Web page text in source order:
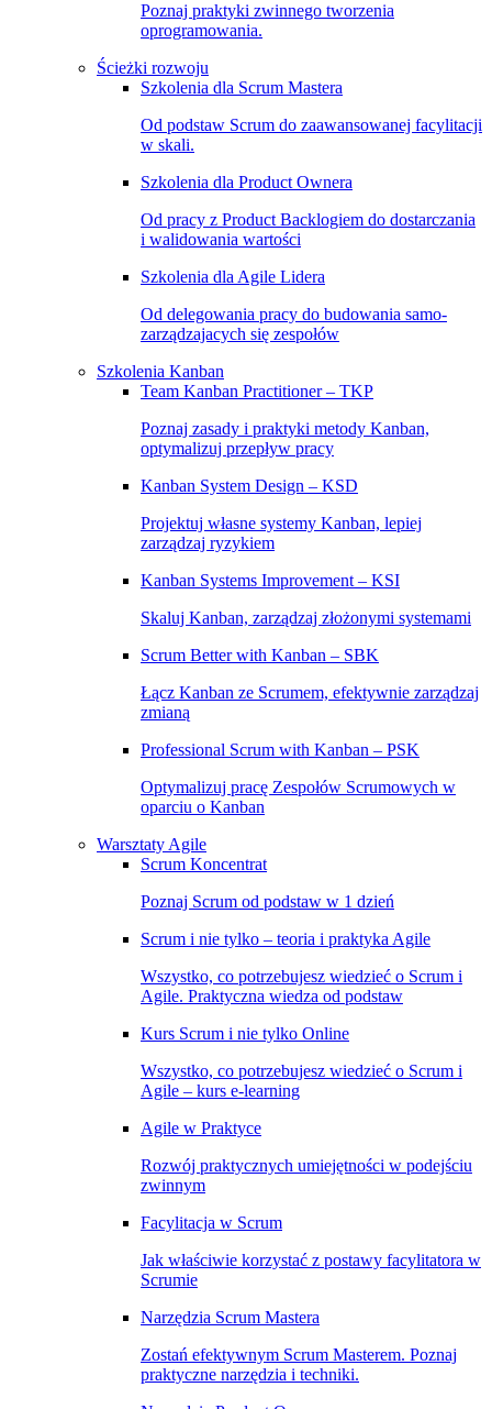
Poznaj praktyki zwinnego tworzenia
oprogramowania.
Ścieżki rozwoju
Szkolenia dla Scrum Mastera
Od podstaw Scrum do zaawansowanej facylitacji
w skali.
Szkolenia dla Product Ownera
Od pracy z Product Backlogiem do dostarczania
i walidowania wartości
Szkolenia dla Agile Lidera
Od delegowania pracy do budowania samo-
zarządzajacych się zespołów
Szkolenia Kanban
Team Kanban Practitioner – TKP
Poznaj zasady i praktyki metody Kanban,
optymalizuj przepływ pracy
Kanban System Design – KSD
Projektuj własne systemy Kanban, lepiej
zarządzaj ryzykiem
Kanban Systems Improvement – KSI
Skaluj Kanban, zarządzaj złożonymi systemami
Scrum Better with Kanban – SBK
Łącz Kanban ze Scrumem, efektywnie zarządzaj
zmianą
Professional Scrum with Kanban – PSK
Optymalizuj pracę Zespołów Scrumowych w
oparciu o Kanban
Warsztaty Agile
Scrum Koncentrat
Poznaj Scrum od podstaw w 1 dzień
Scrum i nie tylko – teoria i praktyka Agile
Wszystko, co potrzebujesz wiedzieć o Scrum i
Agile. Praktyczna wiedza od podstaw
Kurs Scrum i nie tylko Online
Wszystko, co potrzebujesz wiedzieć o Scrum i
Agile – kurs e-learning
Agile w Praktyce
Rozwój praktycznych umiejętności w podejściu
zwinnym
Facylitacja w Scrum
Jak właściwie korzystać z postawy facylitatora w
Scrumie
Narzędzia Scrum Mastera
Zostań efektywnym Scrum Masterem. Poznaj
praktyczne narzędzia i techniki.